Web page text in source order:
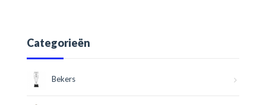
Categorieën
Bekers